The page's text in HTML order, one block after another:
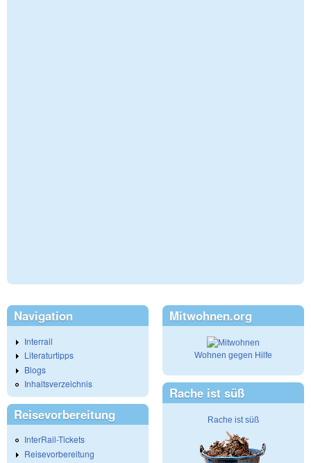
Navigation
Interrail
Literaturtipps
Blogs
Inhaltsverzeichnis
Reisevorbereitung
InterRail-Tickets
Reisevorbereitung
Mitwohnen.org
Wohnen gegen Hilfe
Rache ist süß
Rache ist süß